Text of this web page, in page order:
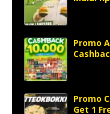
Promo
Promo
Get 1